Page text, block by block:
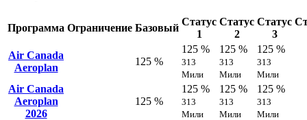
Программа Ограничение Базовый
Статус
1
Статус
2
Статус
3
Air Canada
Aeroplan
125 %
125 %
313
Мили
125 %
313
Мили
125 %
313
Мили
Air Canada
Aeroplan
2026
125 %
125 %
313
Мили
125 %
313
Мили
125 %
313
Мили